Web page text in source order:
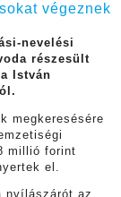
végeznek
nevelési
részesült
István
megkeresésére
millió forint
el.